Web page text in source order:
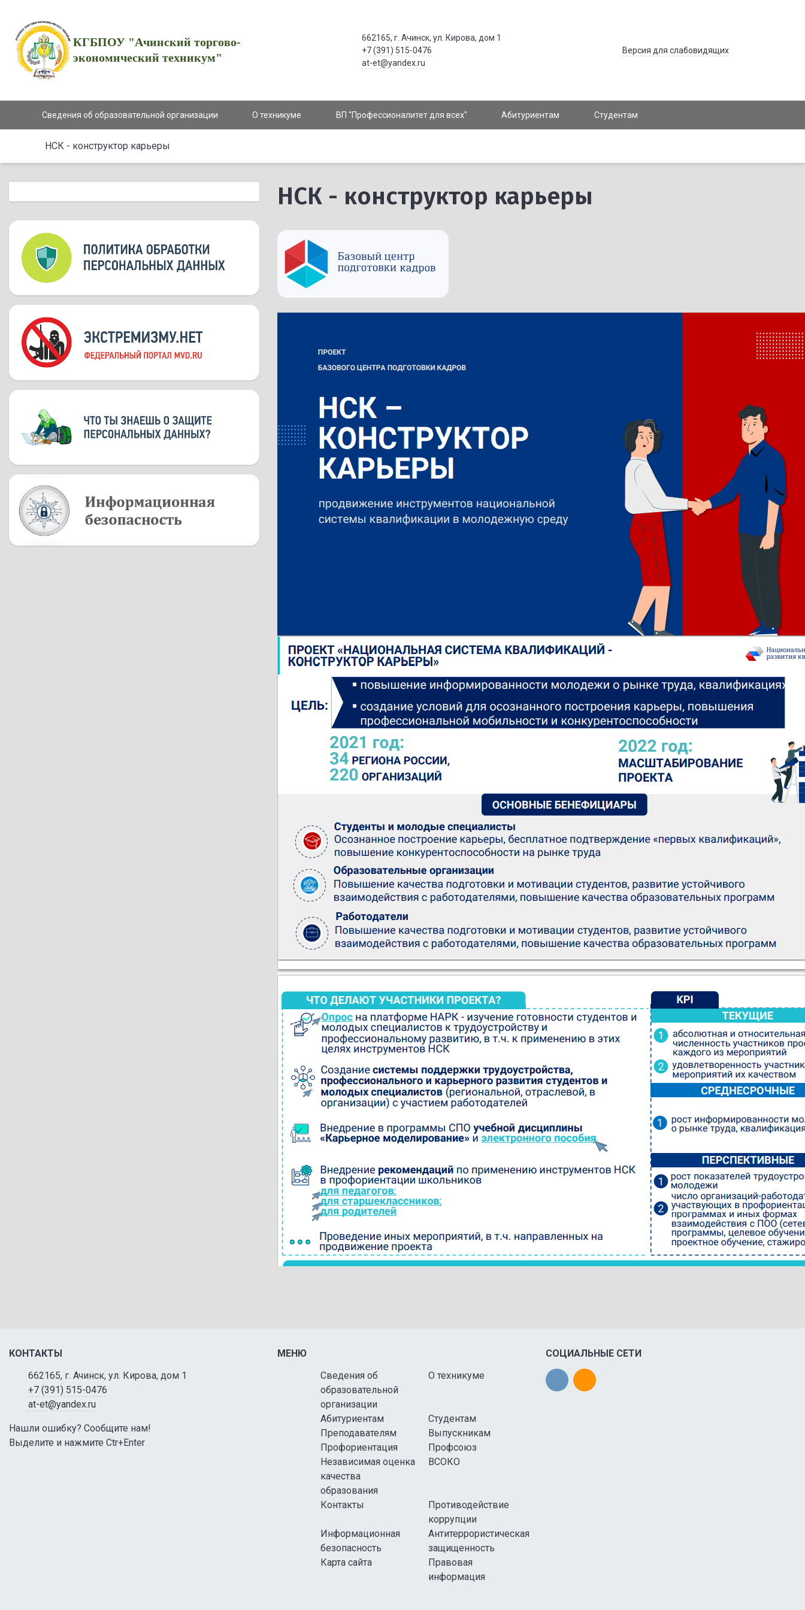
КГБПОУ "Ачинский торгово-
экономический техникум"
662165, г. Ачинск, ул. Кирова, дом 1
+7 (391) 515-0476
at-et@yandex.ru
Версия для слабовидящих
Сведения об образовательной организации О техникуме ВП "Профессионалитет для всех" Абитуриентам Студентам
НСК - конструктор карьеры
НСК - конструктор карьеры
КОНТАКТЫ
662165, г. Ачинск, ул. Кирова, дом 1
+7 (391) 515-0476
at-et@yandex.ru
Нашли ошибку? Сообщите нам!
Выделите и нажмите Ctr+Enter
МЕНЮ
Сведения об
образовательной
организации
О техникуме
Абитуриентам
Студентам
Преподавателям
Выпускникам
Профориентация
Профсоюз
Независимая оценка
качества
образования
ВСОКО
Контакты
Противодействие
коррупции
Информационная
безопасность
Антитеррористическая
защищенность
Карта сайта
Правовая
информация
СОЦИАЛЬНЫЕ СЕТИ